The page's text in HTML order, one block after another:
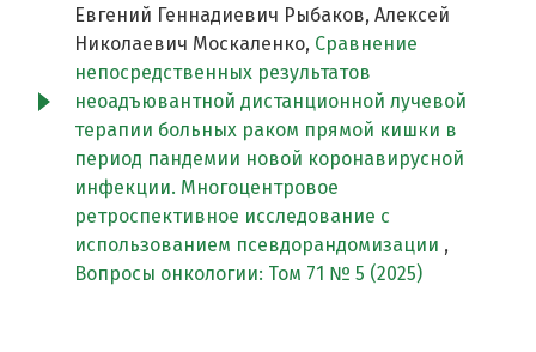
Евгений Геннадиевич Рыбаков, Алексей
Николаевич Москаленко, Сравнение
непосредственных результатов
неоадъювантной дистанционной лучевой
терапии больных раком прямой кишки в
период пандемии новой коронавирусной
инфекции. Многоцентровое
ретроспективное исследование с
использованием псевдорандомизации ,
Вопросы онкологии: Том 71 № 5 (2025)